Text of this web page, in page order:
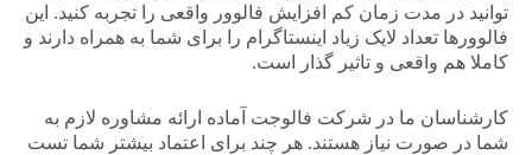
توانید در مدت زمان کم افزایش فالوور واقعی را تجربه کنید. این
فالوورها تعداد لایک زیاد اینستاگرام را برای شما به همراه دارند و
کاملا هم واقعی و تاثیر گذار است.
کارشناسان ما در شرکت فالوجت آماده ارائه مشاوره لازم به
شما در صورت نیاز هستند. هر چند برای اعتماد بیشتر شما تست